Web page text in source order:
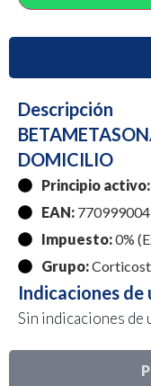
Descripción
DOMICILIO
Principio activo:
EAN:
Impuesto:0%
Grupo:
Indicaciones de
Sin indicaciones de